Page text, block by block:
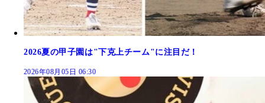
2026夏の甲子園は"下克上チーム"に注目だ！
2026年08月05日 06:30